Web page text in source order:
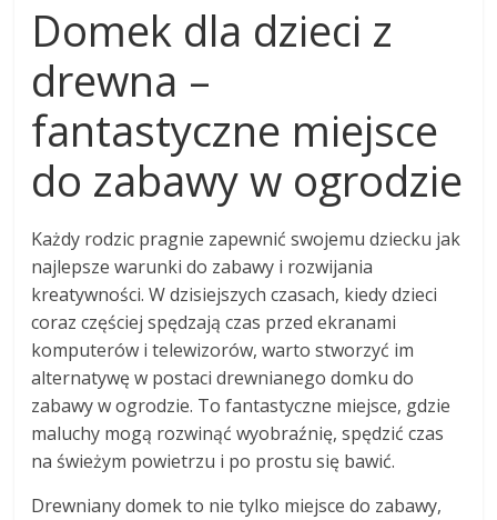
Domek dla dzieci z
drewna –
fantastyczne miejsce
do zabawy w ogrodzie
Każdy rodzic pragnie zapewnić swojemu dziecku jak
najlepsze warunki do zabawy i rozwijania
kreatywności. W dzisiejszych czasach, kiedy dzieci
coraz częściej spędzają czas przed ekranami
komputerów i telewizorów, warto stworzyć im
alternatywę w postaci drewnianego domku do
zabawy w ogrodzie. To fantastyczne miejsce, gdzie
maluchy mogą rozwinąć wyobraźnię, spędzić czas
na świeżym powietrzu i po prostu się bawić.
Drewniany domek to nie tylko miejsce do zabawy,